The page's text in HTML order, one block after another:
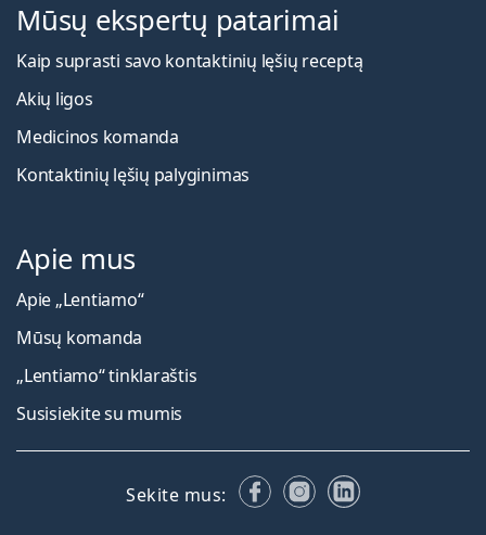
Mūsų ekspertų patarimai
Kaip suprasti savo kontaktinių lęšių receptą
Akių ligos
Medicinos komanda
Kontaktinių lęšių palyginimas
Apie mus
Apie „Lentiamo“
Mūsų komanda
„Lentiamo“ tinklaraštis
Susisiekite su mumis
Sekite mus: FacebookInstagram
LinkedIn